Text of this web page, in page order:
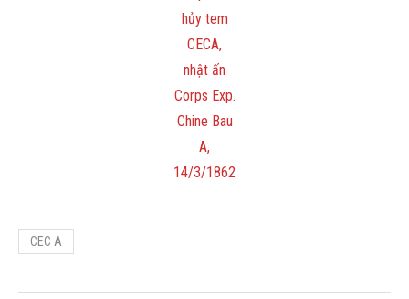
hủy tem
CECA,
nhật ấn
Corps Exp.
Chine Bau
A,
14/3/1862
CEC A